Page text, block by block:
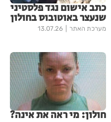
כתב אישום נגד פלסטיני
שנעצר באוטובוס בחולון
מערכת האתר 13.07.26
חולון: מי ראה את אינה?